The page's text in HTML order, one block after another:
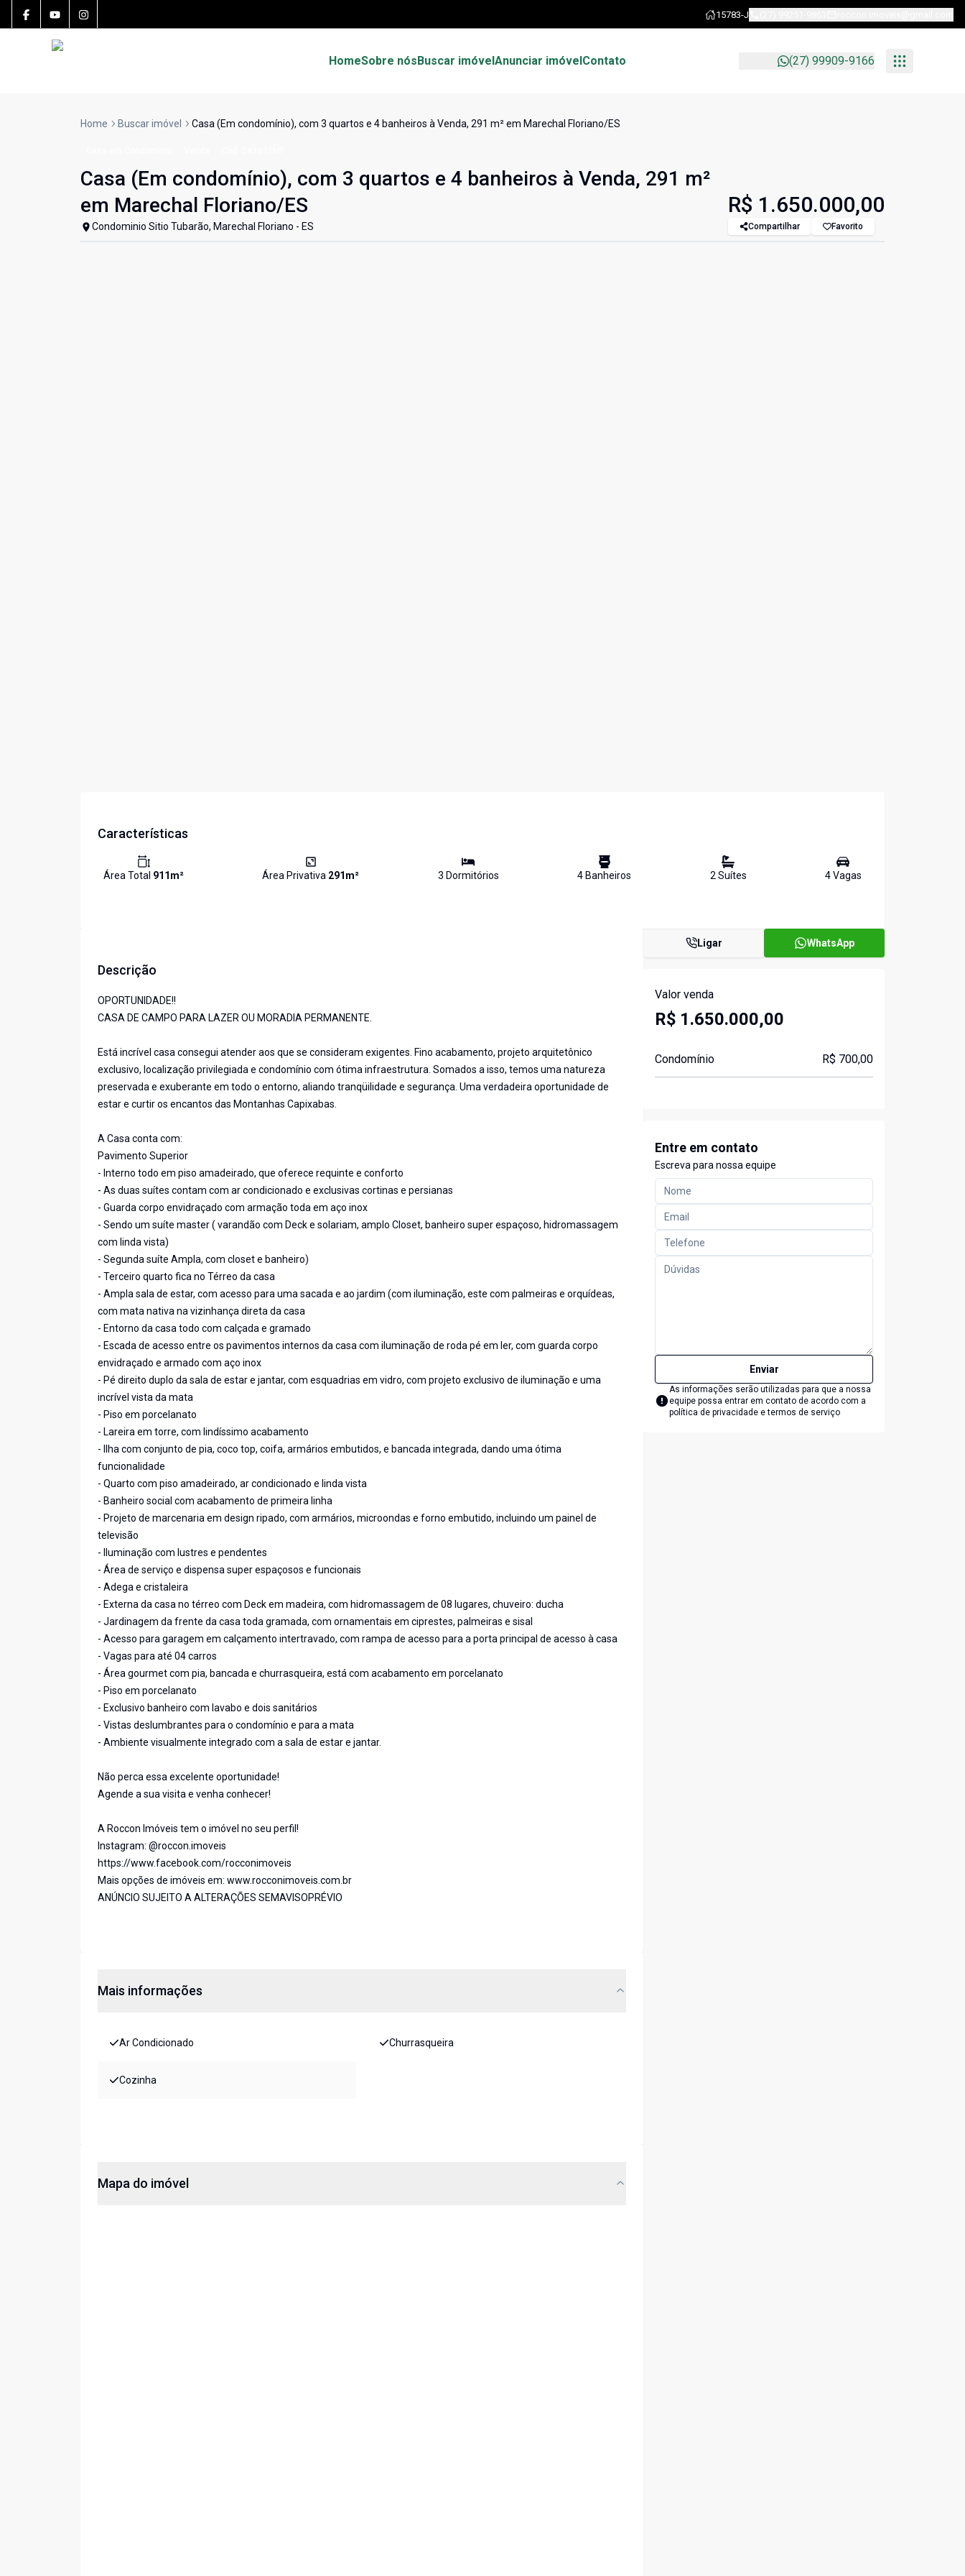
15783-J
HomeSobre nósBuscar imóvelAnunciar imóvelContato (27) 99909-9166
Home Buscar imóvel Casa (Em condomínio), com 3 quartos e 4 banheiros à Venda, 291 m² em Marechal Floriano/ES
Casa (Em condomínio), com 3 quartos e 4 banheiros à Venda, 291 m²
em Marechal Floriano/ES
Condominio Sitio Tubarão, Marechal Floriano - ES
R$ 1.650.000,00
Compartilhar Favorito
Características
Área Total 911m² Área Privativa 291m² 3 Dormitórios 4 Banheiros 2Suítes 4Vagas
Descrição
OPORTUNIDADE!!
CASA DE CAMPO PARA LAZER OU MORADIA PERMANENTE.
Está incrível casa consegui atender aos que se consideram exigentes. Fino acabamento, projeto arquitetônico
exclusivo, localização privilegiada e condomínio com ótima infraestrutura. Somados a isso, temos uma natureza
preservada e exuberante em todo o entorno, aliando tranqüilidade e segurança. Uma verdadeira oportunidade de
estar e curtir os encantos das Montanhas Capixabas.
A Casa conta com:
Pavimento Superior
- Interno todo em piso amadeirado, que oferece requinte e conforto
- As duas suítes contam com ar condicionado e exclusivas cortinas e persianas
- Guarda corpo envidraçado com armação toda em aço inox
- Sendo um suíte master ( varandão com Deck e solariam, amplo Closet, banheiro super espaçoso, hidromassagem
com linda vista)
- Segunda suíte Ampla, com closet e banheiro)
- Terceiro quarto fica no Térreo da casa
- Ampla sala de estar, com acesso para uma sacada e ao jardim (com iluminação, este com palmeiras e orquídeas,
com mata nativa na vizinhança direta da casa
- Entorno da casa todo com calçada e gramado
- Escada de acesso entre os pavimentos internos da casa com iluminação de roda pé em ler, com guarda corpo
envidraçado e armado com aço inox
- Pé direito duplo da sala de estar e jantar, com esquadrias em vidro, com projeto exclusivo de iluminação e uma
incrível vista da mata
- Piso em porcelanato
- Lareira em torre, com lindíssimo acabamento
- Ilha com conjunto de pia, coco top, coifa, armários embutidos, e bancada integrada, dando uma ótima
funcionalidade
- Quarto com piso amadeirado, ar condicionado e linda vista
- Banheiro social com acabamento de primeira linha
- Projeto de marcenaria em design ripado, com armários, microondas e forno embutido, incluindo um painel de
televisão
- Iluminação com lustres e pendentes
- Área de serviço e dispensa super espaçosos e funcionais
- Adega e cristaleira
- Externa da casa no térreo com Deck em madeira, com hidromassagem de 08 lugares, chuveiro: ducha
- Jardinagem da frente da casa toda gramada, com ornamentais em ciprestes, palmeiras e sisal
- Acesso para garagem em calçamento intertravado, com rampa de acesso para a porta principal de acesso à casa
- Vagas para até 04 carros
- Área gourmet com pia, bancada e churrasqueira, está com acabamento em porcelanato
- Piso em porcelanato
- Exclusivo banheiro com lavabo e dois sanitários
- Vistas deslumbrantes para o condomínio e para a mata
- Ambiente visualmente integrado com a sala de estar e jantar.
Não perca essa excelente oportunidade!
Agende a sua visita e venha conhecer!
A Roccon Imóveis tem o imóvel no seu perfil!
Instagram: @roccon.imoveis
https://www.facebook.com/rocconimoveis
Mais opções de imóveis em: www.rocconimoveis.com.br
ANÚNCIO SUJEITO A ALTERAÇÕES SEMAVISOPRÉVIO
Mais informações
Ar Condicionado Churrasqueira
Cozinha
Mapa do imóvel
Ligar WhatsApp
Valor venda
R$ 1.650.000,00
Condomínio R$ 700,00
Entre em contato
Escreva para nossa equipe
Enviar
As informações serão utilizadas para que a nossa
equipe possa entrar em contato de acordo com a
política de privacidade e termos de serviço